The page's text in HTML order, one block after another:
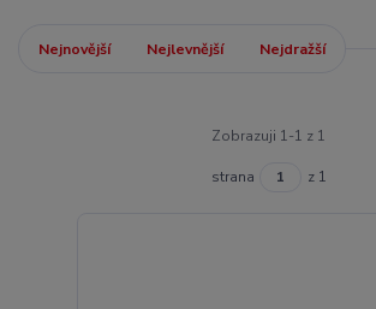
Nejnovější Nejlevnější Nejdražší
Zobrazuji 1-1 z 1
strana z 1